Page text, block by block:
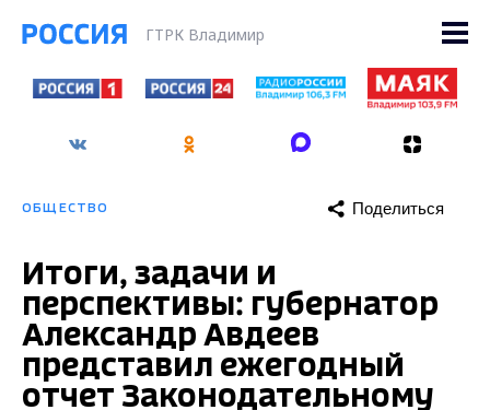
ГТРК Владимир
ОБЩЕСТВО Поделиться
Итоги, задачи и
перспективы: губернатор
Александр Авдеев
представил ежегодный
отчет Законодательному